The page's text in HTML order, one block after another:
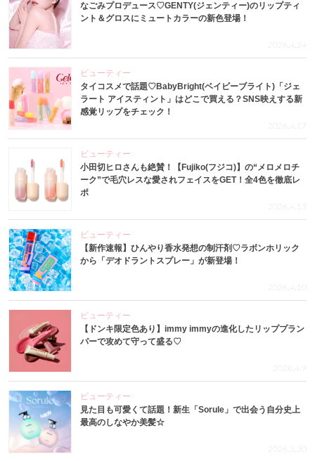
なごみプロデュース♡GENTY(ジェンティー)のリップティ
ント＆グロスにミュートカラーの新色登場！
2026.4.24
ビューティー
タイコスメで話題♡BabyBright(ベイビーブライト)「ジェ
ラート アイスティント」はどこで買える？SNS映えする新
感覚リップをチェック！
2026.4.17
ビューティー
小田切ヒロさんも絶賛！【Fujiko(フジコ)】の“メロメロチ
ーク”で毛穴レスな愛されフェイスをGET！全4色を徹底レ
ポ
2026.4.13
ビューティー
【新作速報】ひんやり香水発想の制汗剤♡ラボンホリック
から「デオドラントスプレー」が新登場！
2026.4.10
ビューティー
【ドンキ限定色あり】immy immyの進化したリッププラン
パーで攻めて守って盛る♡
2026.4.9
ビューティー
見た目も可愛くて話題！新生「Sorule」で出会う自分史上
最高のしなやか美髪☆
2026.3.30